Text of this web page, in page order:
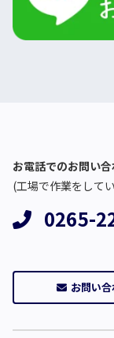
お電話でのお問い
(工場で作業をして
0265-
お問い